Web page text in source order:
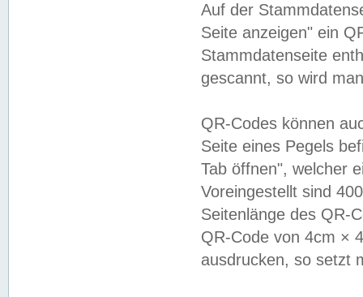
Auf der
Seite anzeigen" ein
Stammdatenseite
gescannt, so wird
QR-Codes können
Seite eines Pegels
Tab öffnen", welcher
Voreingestellt sind
Seitenlänge des QR-
QR-Code von 4cm ×
ausdrucken, so setzt